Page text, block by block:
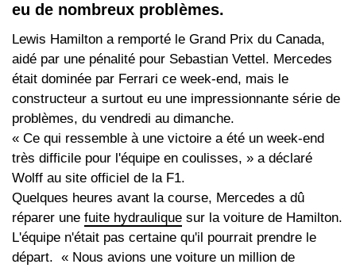
eu de nombreux problèmes.
Lewis Hamilton a remporté le Grand Prix du Canada,
aidé par une pénalité pour Sebastian Vettel. Mercedes
était dominée par Ferrari ce week-end, mais le
constructeur a surtout eu une impressionnante série de
problèmes, du vendredi au dimanche.
« Ce qui ressemble à une victoire a été un week-end
très difficile pour l'équipe en coulisses, » a déclaré
Wolff au site officiel de la F1.
Quelques heures avant la course, Mercedes a dû
réparer une fuite hydraulique sur la voiture de Hamilton.
L'équipe n'était pas certaine qu'il pourrait prendre le
départ. « Nous avions une voiture un million de